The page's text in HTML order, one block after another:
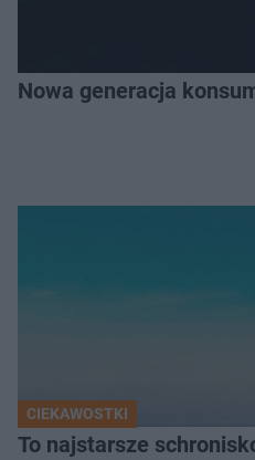
Nowa generacja
CIEKAWOSTKI
To najstarsze